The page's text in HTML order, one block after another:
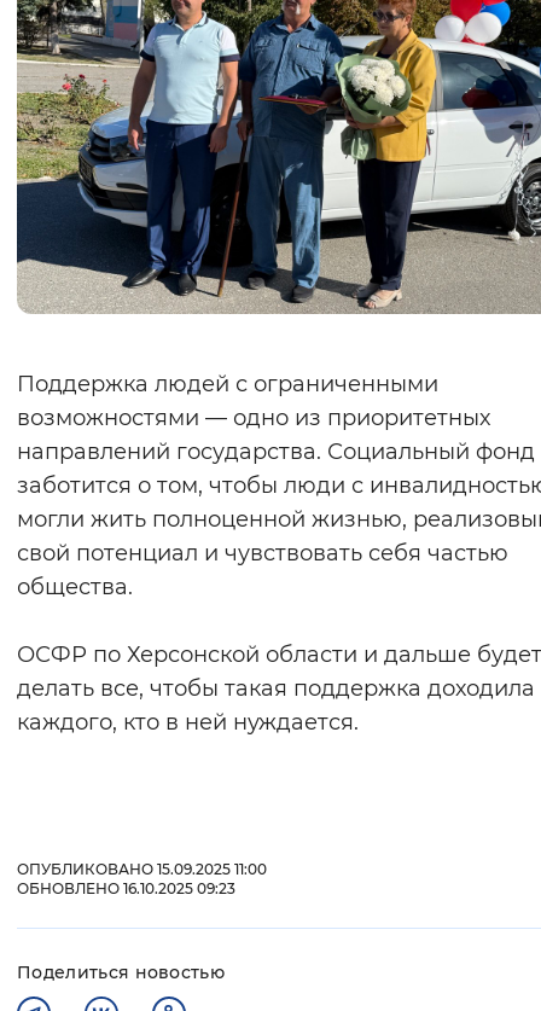
Поддержка людей с ограниченными
возможностями — одно из приоритетных
направлений государства. Социальный фонд
заботится о том, чтобы люди с
могли жить полноценной жизнью,
свой потенциал и чувствовать себя частью
общества.
ОСФР по Херсонской области и дальше будет
делать все, чтобы такая поддержка доходила
каждого, кто в ней нуждается.
ОПУБЛИКОВАНО 15.09.2025 11:00
ОБНОВЛЕНО 16.10.2025 09:23
Поделиться новостью